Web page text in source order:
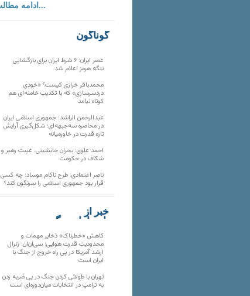
ادامه مطالب...
گوناگون
عصر ایران: ۶ شرط ایران برای بازگشایی
تنگه هرمز اعلام شد
محمدباقر خرازی کیست؟ «خودیِ
دردسرسازی» که با تکذیب خامنه‌ای هم
کوتاه نیامد
عبدالرحمن الراشد: جمهوری اسلامی ایران
در محاصره سه‌جبهه‌ای؛ شکل‌گیری آرایش
تازه قدرت در خاورمیانه
احمد علوی: بحران جانشینی، غیبت رهبر و
شکاف در حکومت
ناصر اعتمادی: طرح ناکام موساد: چه کسی
قرار بود جمهوری اسلامی را سرنگون کند؟
خبر از
تارنماهای دیگر
کاهش «خطرناک» ذخایر مهمات و
محدودیت قدرت هوایی؛ سی‌ان‌ان: ژنرال
ارشد آمریکا در پی راه خروج از جنگ با
ایران است
تهران با طولانی کردن جنگ در پی ضربه زدن
به ترامپ در انتخابات میان‌دوره‌ای است